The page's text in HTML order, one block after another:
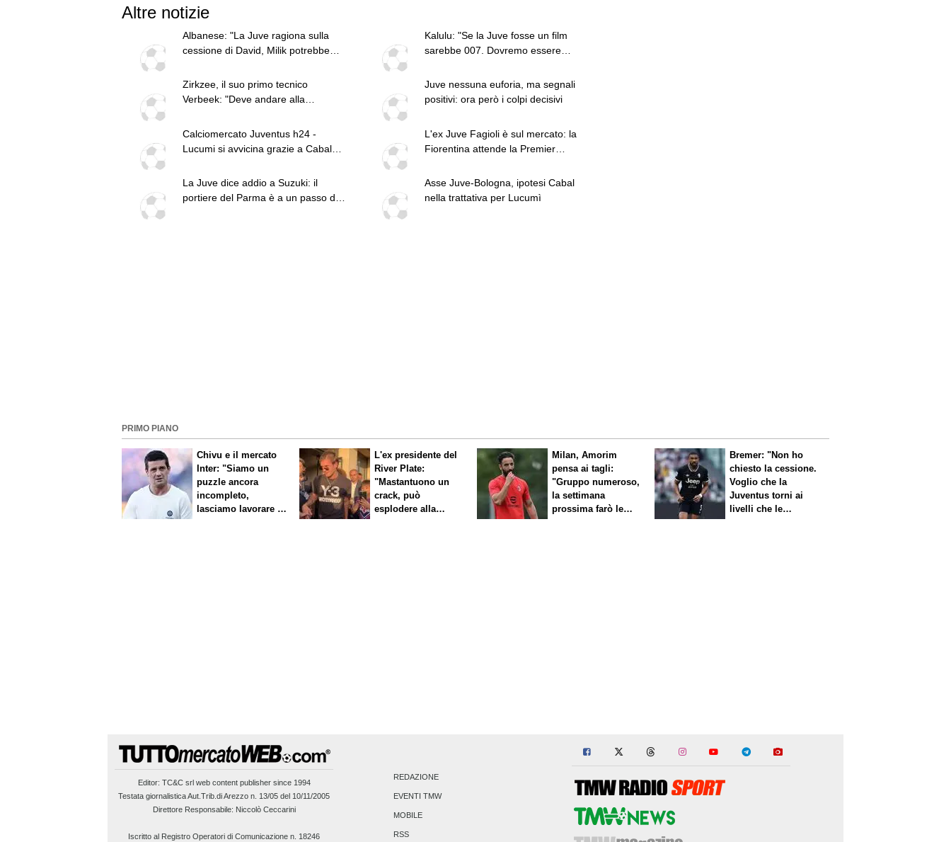
lo scudetto
Altre notizie
Albanese: "La Juve ragiona sulla
cessione di David, Milik potrebbe
Kalulu: "Se la Juve fosse un film
sarebbe 007. Dovremo essere
Zirkzee, il suo primo tecnico
Verbeek: "Deve andare alla
trequartista. Regalava già spettacolo
a sette anni ed eseguiva giocate alla
Juve nessuna euforia, ma segnali
positivi: ora però i colpi decisivi
Calciomercato Juventus h24 -
Lucumi si avvicina grazie a Cabal?
tratta. Casting per la porta, ma
sfuma Suzuki
L'ex Juve Fagioli è sul mercato: la
Fiorentina attende la Premier
La Juve dice addio a Suzuki: il
portiere del Parma è a un passo dal
Asse Juve-Bologna, ipotesi Cabal
nella trattativa per Lucumì
PRIMO PIANO
Chivu e il mercato
Inter: "Siamo un
puzzle ancora
incompleto,
lasciamo lavorare i
L'ex presidente del
River Plate:
"Mastantuono un
crack, può
esplodere alla
Milan, Amorim
pensa ai tagli:
"Gruppo numeroso,
la settimana
prossima farò le
Bremer: "Non ho
chiesto la cessione.
Voglio che la
Juventus torni ai
livelli che le
Editor: TC&C srlweb content publisher since 1994
Testata giornalistica Aut.Trib.di Arezzo n. 13/05 del 10/11/2005
Direttore Responsabile: Niccolò Ceccarini
Iscritto al Registro Operatori di Comunicazione n. 18246
REDAZIONE
EVENTI TMW
MOBILE
RSS